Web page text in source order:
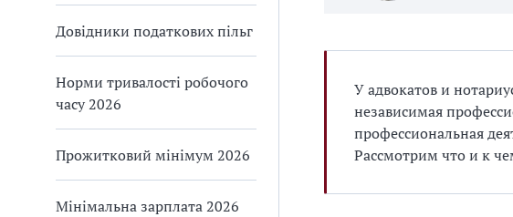
Довідники податкових пільг
Норми тривалості робочого
часу 2026
Прожитковий мінімум 2026
Мінімальна зарплата 2026
У адвокатов и
независимая
профессиональная
Рассмотрим что и к